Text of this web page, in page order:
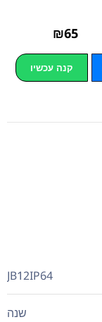
₪65
קנה עכשיו
JB12IP64
שנה